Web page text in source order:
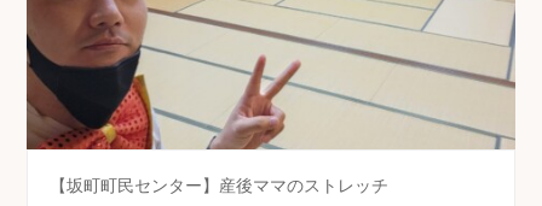
【坂町町民センター】産後ママのストレッチ